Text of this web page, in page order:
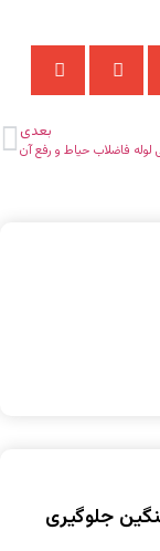
بعدی
لوله فاضلاب حیاط و رفع آن
جلوگیری